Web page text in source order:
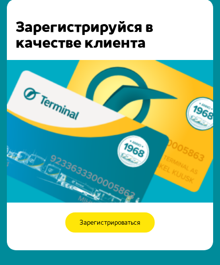
Зарегистрируйся в
качестве клиента
Зарегистрироваться